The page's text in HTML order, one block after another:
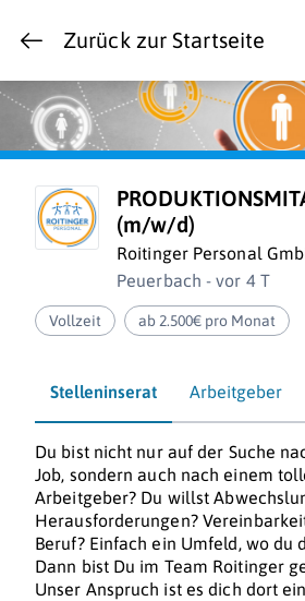
Zurück zur Startseite
(m/w/d)
Roitinger Personal
Peuerbach - vor 4 T
Vollzeit ab 2.500€ pro Monat
Stelleninserat Arbeitgeber
Du bist nicht nur auf der Suche
Job, sondern auch nach einem
Arbeitgeber? Du willst
Herausforderungen?
Beruf? Einfach ein Umfeld, wo du
Dann bist Du im Team Roitinger
Unser Anspruch ist es dich dort